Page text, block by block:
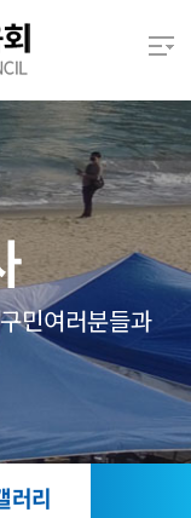
민여러분들과
러리